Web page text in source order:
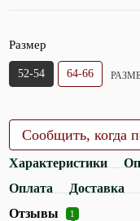
Размер
52-54 64-66
Сообщить, когда
Характеристики
Оплата
Доставка
Отзывы
1